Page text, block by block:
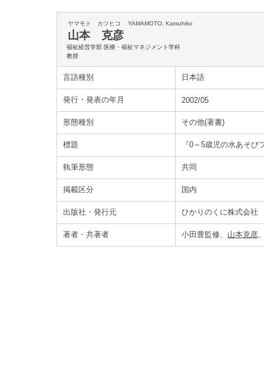
ヤマモト カツヒコ YAMAMOTO, Katsuhiko
山本 克彦
福祉経営学部 医療・福祉マネジメント学科
教授
言語種別 日本語
発行・発表の年月 2002/05
形態種別 その他(著書)
標題 『0～5歳児の水あそび
執筆形態 共同
掲載区分 国内
出版社・発行元 ひかりのくに株式会社
著者・共著者 小田豊監修、 山本克彦